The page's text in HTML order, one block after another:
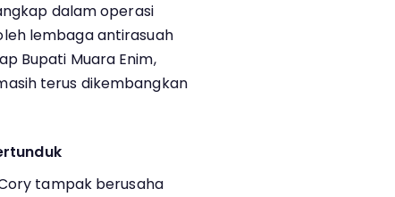
dalam operasi
lembaga antirasuah
Bupati Muara Enim,
terus dikembangkan
tampak berusaha